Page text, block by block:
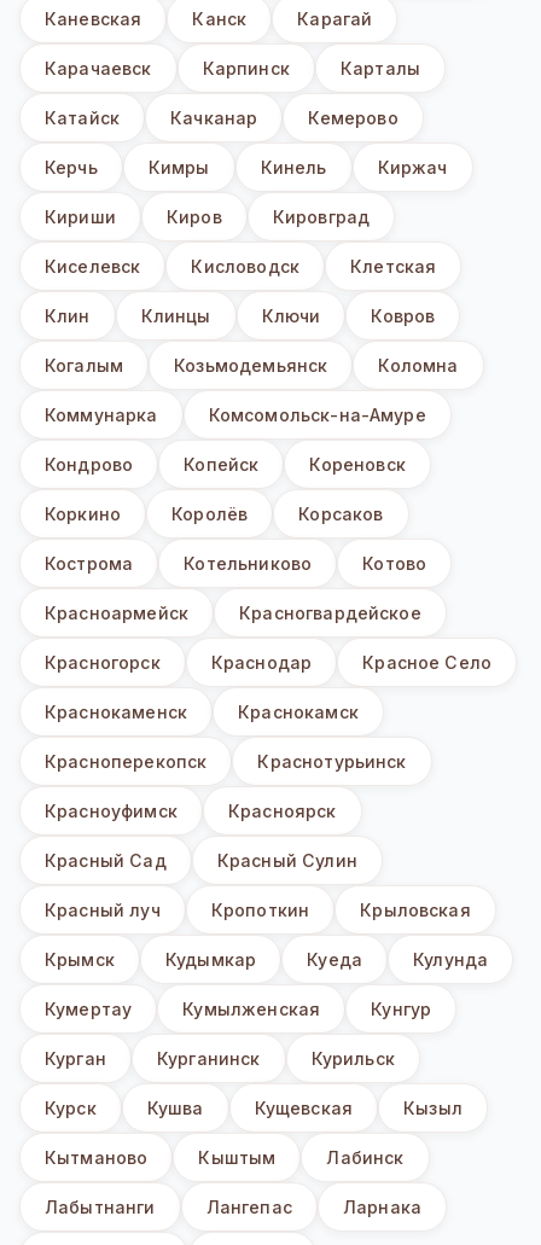
Каневская Канск Карагай
Карачаевск Карпинск Карталы
Катайск Качканар Кемерово
Керчь Кимры Кинель Киржач
Кириши Киров Кировград
Киселевск Кисловодск Клетская
Клин Клинцы Ключи Ковров
Когалым Козьмодемьянск Коломна
Коммунарка Комсомольск-на-Амуре
Кондрово Копейск Кореновск
Коркино Королёв Корсаков
Кострома Котельниково Котово
Красноармейск Красногвардейское
Красногорск Краснодар Красное Село
Краснокаменск Краснокамск
Красноперекопск Краснотурьинск
Красноуфимск Красноярск
Красный Сад Красный Сулин
Красный луч Кропоткин Крыловская
Крымск Кудымкар Куеда Кулунда
Кумертау Кумылженская Кунгур
Курган Курганинск Курильск
Курск Кушва Кущевская Кызыл
Кытманово Кыштым Лабинск
Лабытнанги Лангепас Ларнака